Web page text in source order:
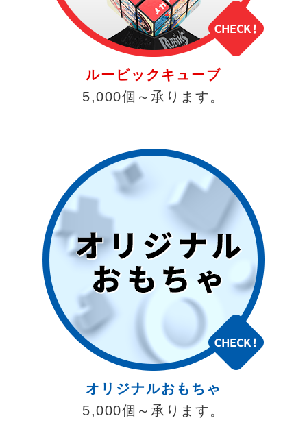
ルービックキューブ
5,000個～承ります。
オリジナルおもちゃ
5,000個～承ります。